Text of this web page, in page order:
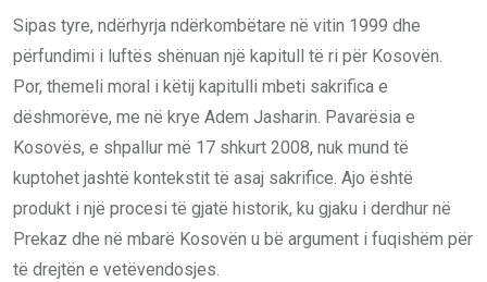
Sipas tyre, ndërhyrja ndërkombëtare në vitin 1999 dhe
përfundimi i luftës shënuan një kapitull të ri për Kosovën.
Por, themeli moral i këtij kapitulli mbeti sakrifica e
dëshmorëve, me në krye Adem Jasharin. Pavarësia e
Kosovës, e shpallur më 17 shkurt 2008, nuk mund të
kuptohet jashtë kontekstit të asaj sakrifice. Ajo është
produkt i një procesi të gjatë historik, ku gjaku i derdhur në
Prekaz dhe në mbarë Kosovën u bë argument i fuqishëm për
të drejtën e vetëvendosjes.